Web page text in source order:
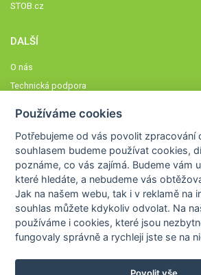
STOB.cz
DALŠÍ
O nás
Technická podpora
Členové STOBklubu
Zásady nakládání s osobními údaji
Otestujte se
Spočítejte si
Výzva 52
Používáme cookies
Potřebujeme od vás povolit zpracování
souhlasem budeme používat cookies,
poznáme,co vás zajímá. Budeme vám
které hledáte, a nebudeme vás
Jak na našem webu, tak i v reklamě na
souhlas můžete kdykoliv odvolat. Na
používáme i cookies, které jsou
fungovaly správně a rychleji jste se na